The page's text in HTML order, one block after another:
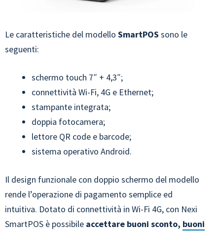
Le caratteristiche del modello SmartPOS sono le
seguenti:
schermo touch 7″ + 4,3″;
connettività Wi-Fi, 4G e Ethernet;
stampante integrata;
doppia fotocamera;
lettore QR code e barcode;
sistema operativo Android.
Il design funzionale con doppio schermo del modello
rende l’operazione di pagamento semplice ed
intuitiva. Dotato di connettività in Wi-Fi 4G, con Nexi
SmartPOS è possibile accettare buoni sconto, buoni